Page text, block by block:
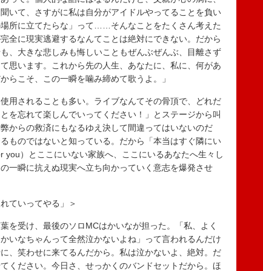
いて、さすがに私は自分がアイドルやってることを負い
所に立てたらな」って……そんなことをたくさん考えた
全に現実逃避するなんてことは絶対にできない。だから
、大きな悲しみも悔しいこともぜんぶぜんぶ、目離さず
思います。これから先の人生、あなたに、私に、何があ
こそ、この一瞬を噛み締めて歌うよ。」
用されることも多い。ライブなんてその骨頂で、どれだ
を忘れて楽しんでいってください！」とステージから叫
からの救済にもなるゆえ決して間違ってはいないのだ
ものではないと知っている。だから「本当はすぐ隣にい
）とここにいない家族へ、ここにいるあなたへ生々し
一瞬に抗えぬ現実へ立ち向かっていく意志を爆発させ
ていってやる」＞
を受け、最後のソロMCはかいなが担った。「私、よく
いなちゃんって全然泣かないよね」って言われるんだけ
、笑わせに来てるんだから。私は泣かないよ、絶対。だ
ください。今日さ、せっかくのバンドセットだから。ほ